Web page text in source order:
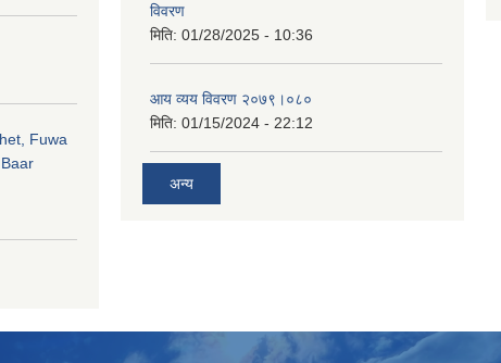
Fuwa
विवरण
मिति: 01/28/2025 - 10:36
आय व्यय विवरण २०७९।०८०
मिति: 01/15/2024 - 22:12
अन्य